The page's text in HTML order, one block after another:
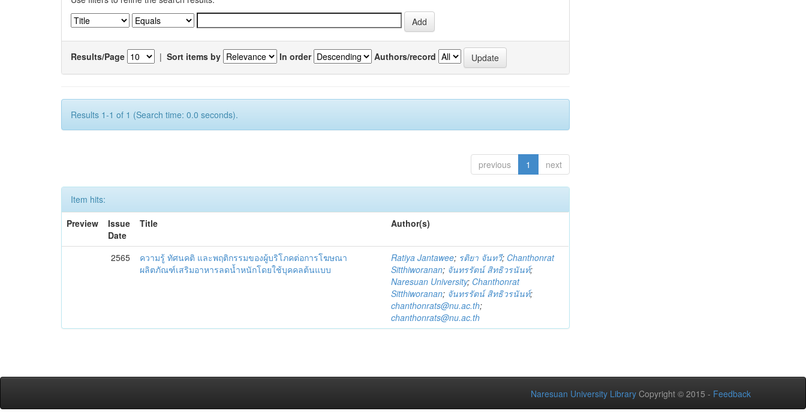
Results/Page | Sort items by In order Authors/record
Results 1-1 of 1 (Search time: 0.0 seconds).
previous 1 next
Item hits:
Preview
Issue
Date
Title Author(s)
2565
ความรู้ ทัศนคติ และพฤติกรรมของผู้บริโภคต่อการโฆษณา
ผลิตภัณฑ์เสริมอาหารลดน้ำหนักโดยใช้บุคคลต้นแบบ
Ratiya Jantawee; รติยา จันทวี; Chanthonrat
Sitthiworanan; จันทรรัตน์ สิทธิวรนันท์;
Naresuan University; Chanthonrat
Sitthiworanan; จันทรรัตน์ สิทธิวรนันท์;
chanthonrats@nu.ac.th;
chanthonrats@nu.ac.th
Naresuan University Library Copyright © 2015 - Feedback